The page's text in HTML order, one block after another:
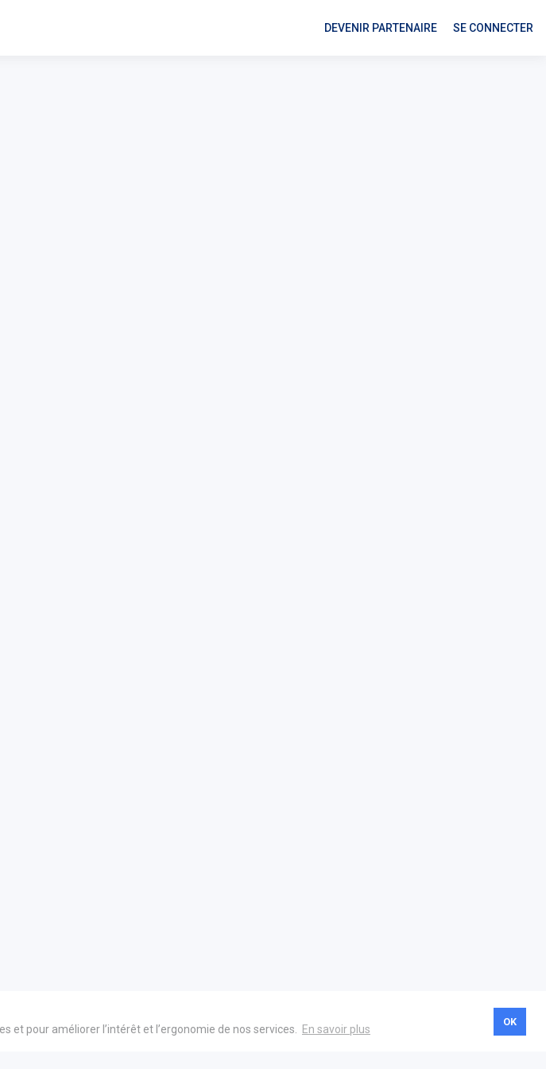
et pour améliorer l’intérêt et l’ergonomie de nos services. En savoir plus
OK
DEVENIR PARTENAIRE SE CONNECTER